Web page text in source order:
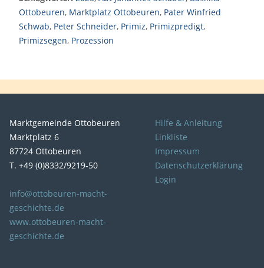
Ottobeuren, Marktplatz Ottobeuren, Pater Winfried
Schwab, Peter Schneider, Primiz, Primizpredigt,
Primizsegen, Prozession
Marktgemeinde Ottobeuren
Marktplatz 6
87724 Ottobeuren
T. +49 (0)8332/9219-50
info@ottobeuren-macht-
geschichte.de
www.ottobeuren-macht-
geschichte.de
Hilfe & Anleitung
Linkliste
Impressum
Datenschutzerklärung
Login